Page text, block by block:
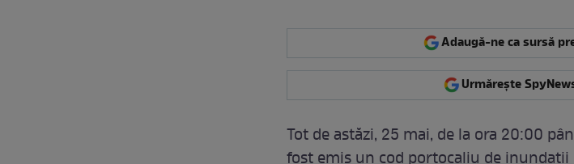
Adaugă-ne ca sursă
Urmărește
Tot de astăzi, 25 mai, de la ora 20:00